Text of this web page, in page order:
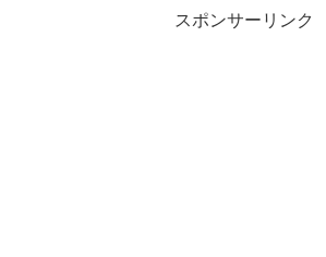
スポンサーリンク